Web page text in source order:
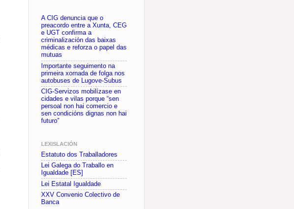
A CIG denuncia que o
preacordo entre a Xunta, CEG
e UGT confirma a
criminalización das baixas
médicas e reforza o papel das
mutuas
Importante seguimento na
primeira xornada de folga nos
autobuses de Lugove-Subus
CIG-Servizos mobilízase en
cidades e vilas porque “sen
persoal non hai comercio e
sen condicións dignas non hai
futuro”
LEXISLACIÓN
Estatuto dos Traballadores
Lei Galega do Traballo en
Igualdade [ES]
Lei Estatal Igualdade
XXV Convenio Colectivo de
Banca